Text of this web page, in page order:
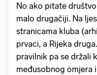
No ako pitate
malo drugačiji. Na
stranicama kluba
prvaci, a Rijeka
pravilnik pa se držali
međusobnog omjera